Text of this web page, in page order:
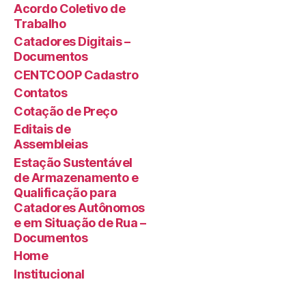
Acordo Coletivo de
Trabalho
Catadores Digitais –
Documentos
CENTCOOP Cadastro
Contatos
Cotação de Preço
Editais de
Assembleias
Estação Sustentável
de Armazenamento e
Qualificação para
Catadores Autônomos
e em Situação de Rua –
Documentos
Home
Institucional